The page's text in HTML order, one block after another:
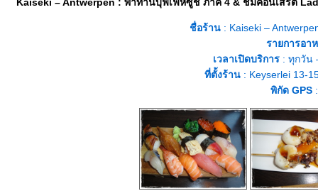
ชื่อร้าน: Kaiseki –
รายการอา
เวลาเปิดบริการ : ทุกวัน
ที่ตั้งร้าน: Keyserlei 13-
พิกัด GPS: